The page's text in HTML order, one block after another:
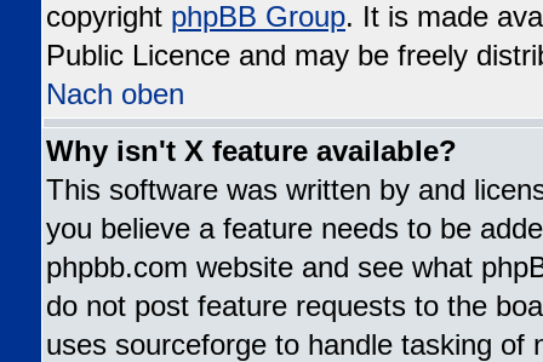
copyright phpBB Group. It is made
Public Licence and may be freely
Nach oben
Why isn't X feature available?
This software was written by and
you believe a feature needs to be
phpbb.com website and see what
do not post feature requests to the
uses sourceforge to handle tasking of